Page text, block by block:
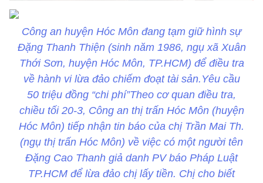
Công an huyện Hóc Môn đang tạm giữ hình sự
Đặng Thanh Thiện (sinh năm 1986, ngụ xã Xuân
Thới Sơn, huyện Hóc Môn, TP.HCM) để điều tra
về hành vi lừa đảo chiếm đoạt tài sản.Yêu cầu
50 triệu đồng “chi phí”Theo cơ quan điều tra,
chiều tối 20-3, Công an thị trấn Hóc Môn (huyện
Hóc Môn) tiếp nhận tin báo của chị Trần Mai Th.
(ngụ thị trấn Hóc Môn) về việc có một người tên
Đặng Cao Thanh giả danh PV báo Pháp Luật
TP.HCM để lừa đảo chị lấy tiền. Chị cho biết